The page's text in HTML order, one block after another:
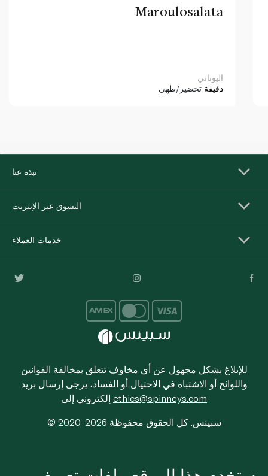
Maroulosalata
اليوناني
دقيقة تحضير/طهي
نبذة عنا
التسوق عبر الإنترنت
خدمات العملاء
للإبلاغ بشكل مجهول عن أي مخاوف تتعلق بمخالفة القوانين
واللوائح أو الاشتباه في الاحتيال أو الفساد، يرجى إرسال بريد
ethics@spinneys.com
© 2020-2026 سبينس. كل الحقوق محفوظة